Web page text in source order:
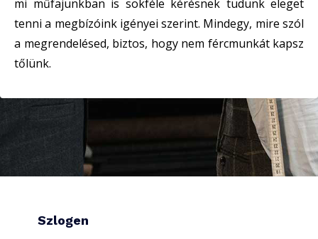
mi műfajunkban is sokféle kérésnek tudunk eleget
tenni a megbízóink igényei szerint. Mindegy, mire szól
a megrendelésed, biztos, hogy nem fércmunkát kapsz
tőlünk.
Szlogen